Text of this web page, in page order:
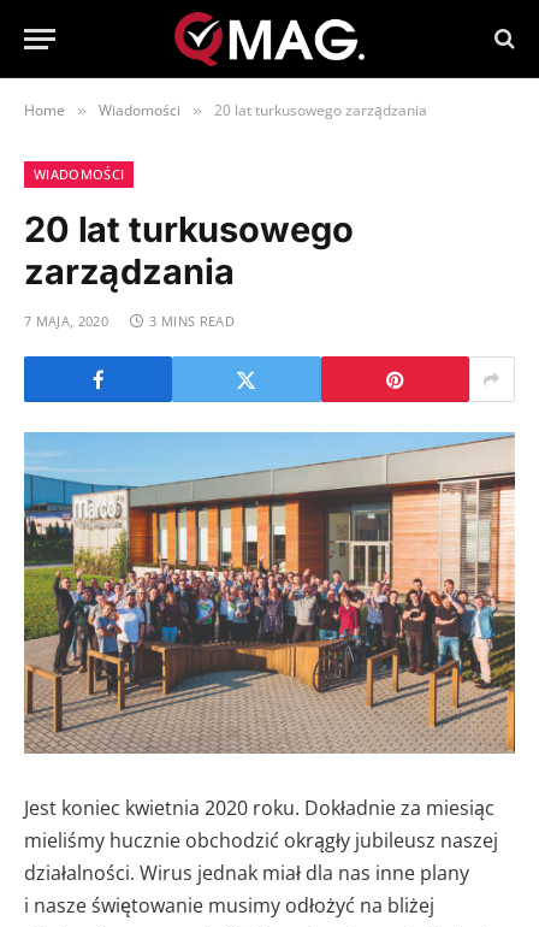
Home » Wiadomości » 20 lat turkusowego zarządzania
WIADOMOŚCI
20 lat turkusowego
zarządzania
7 MAJA, 2020 3 MINS READ
Jest koniec kwietnia 2020 roku. Dokładnie za miesiąc
mieliśmy hucznie obchodzić okrągły jubileusz naszej
działalności. Wirus jednak miał dla nas inne plany
i nasze świętowanie musimy odłożyć na bliżej